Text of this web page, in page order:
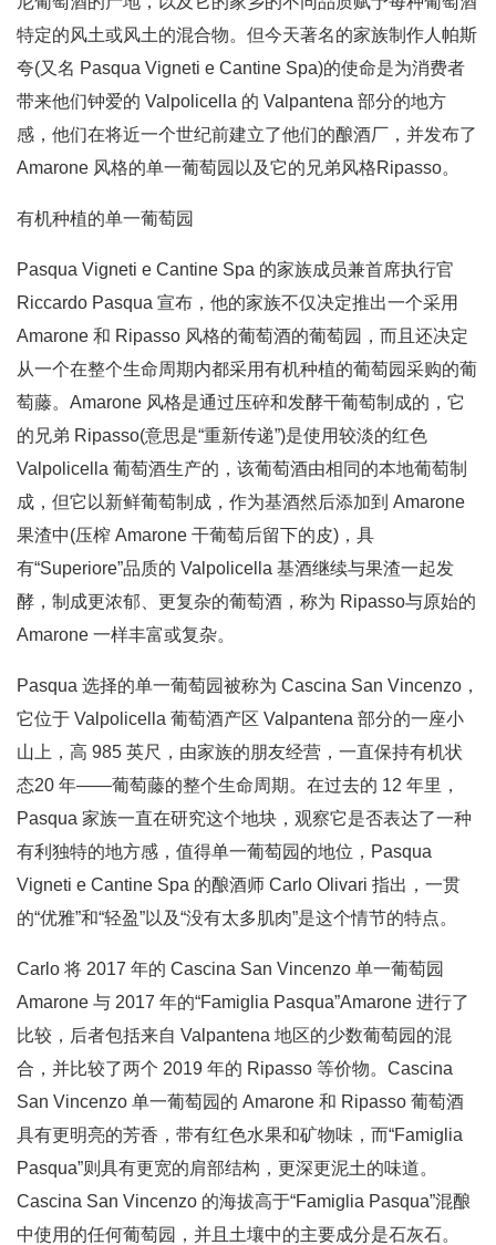
特定的风土或风土的混合物。但今天著名的家族制作人帕斯
夸(又名 Pasqua Vigneti e Cantine Spa)的使命是为消费者
带来他们钟爱的 Valpolicella 的 Valpantena 部分的地方
感，他们在将近一个世纪前建立了他们的酿酒厂，并发布了
Amarone 风格的单一葡萄园以及它的兄弟风格Ripasso。
有机种植的单一葡萄园
Pasqua Vigneti e Cantine Spa 的家族成员兼首席执行官
Riccardo Pasqua 宣布，他的家族不仅决定推出一个采用
Amarone 和 Ripasso 风格的葡萄酒的葡萄园，而且还决定
从一个在整个生命周期内都采用有机种植的葡萄园采购的葡
萄藤。Amarone 风格是通过压碎和发酵干葡萄制成的，它
的兄弟 Ripasso(意思是“重新传递”)是使用较淡的红色
Valpolicella 葡萄酒生产的，该葡萄酒由相同的本地葡萄制
成，但它以新鲜葡萄制成，作为基酒然后添加到 Amarone
果渣中(压榨 Amarone 干葡萄后留下的皮)，具
有“Superiore”品质的 Valpolicella 基酒继续与果渣一起发
酵，制成更浓郁、更复杂的葡萄酒，称为 Ripasso与原始的
Amarone 一样丰富或复杂。
Pasqua 选择的单一葡萄园被称为 Cascina San Vincenzo，
它位于 Valpolicella 葡萄酒产区 Valpantena 部分的一座小
山上，高 985 英尺，由家族的朋友经营，一直保持有机状
态20 年——葡萄藤的整个生命周期。在过去的 12 年里，
Pasqua 家族一直在研究这个地块，观察它是否表达了一种
有利独特的地方感，值得单一葡萄园的地位，Pasqua
Vigneti e Cantine Spa 的酿酒师 Carlo Olivari 指出，一贯
的“优雅”和“轻盈”以及“没有太多肌肉”是这个情节的特点。
Carlo 将 2017 年的 Cascina San Vincenzo 单一葡萄园
Amarone 与 2017 年的“Famiglia Pasqua”Amarone 进行了
比较，后者包括来自 Valpantena 地区的少数葡萄园的混
合，并比较了两个 2019 年的 Ripasso 等价物。Cascina
San Vincenzo 单一葡萄园的 Amarone 和 Ripasso 葡萄酒
具有更明亮的芳香，带有红色水果和矿物味，而“Famiglia
Pasqua”则具有更宽的肩部结构，更深更泥土的味道。
Cascina San Vincenzo 的海拔高于“Famiglia Pasqua”混酿
中使用的任何葡萄园，并且土壤中的主要成分是石灰石。